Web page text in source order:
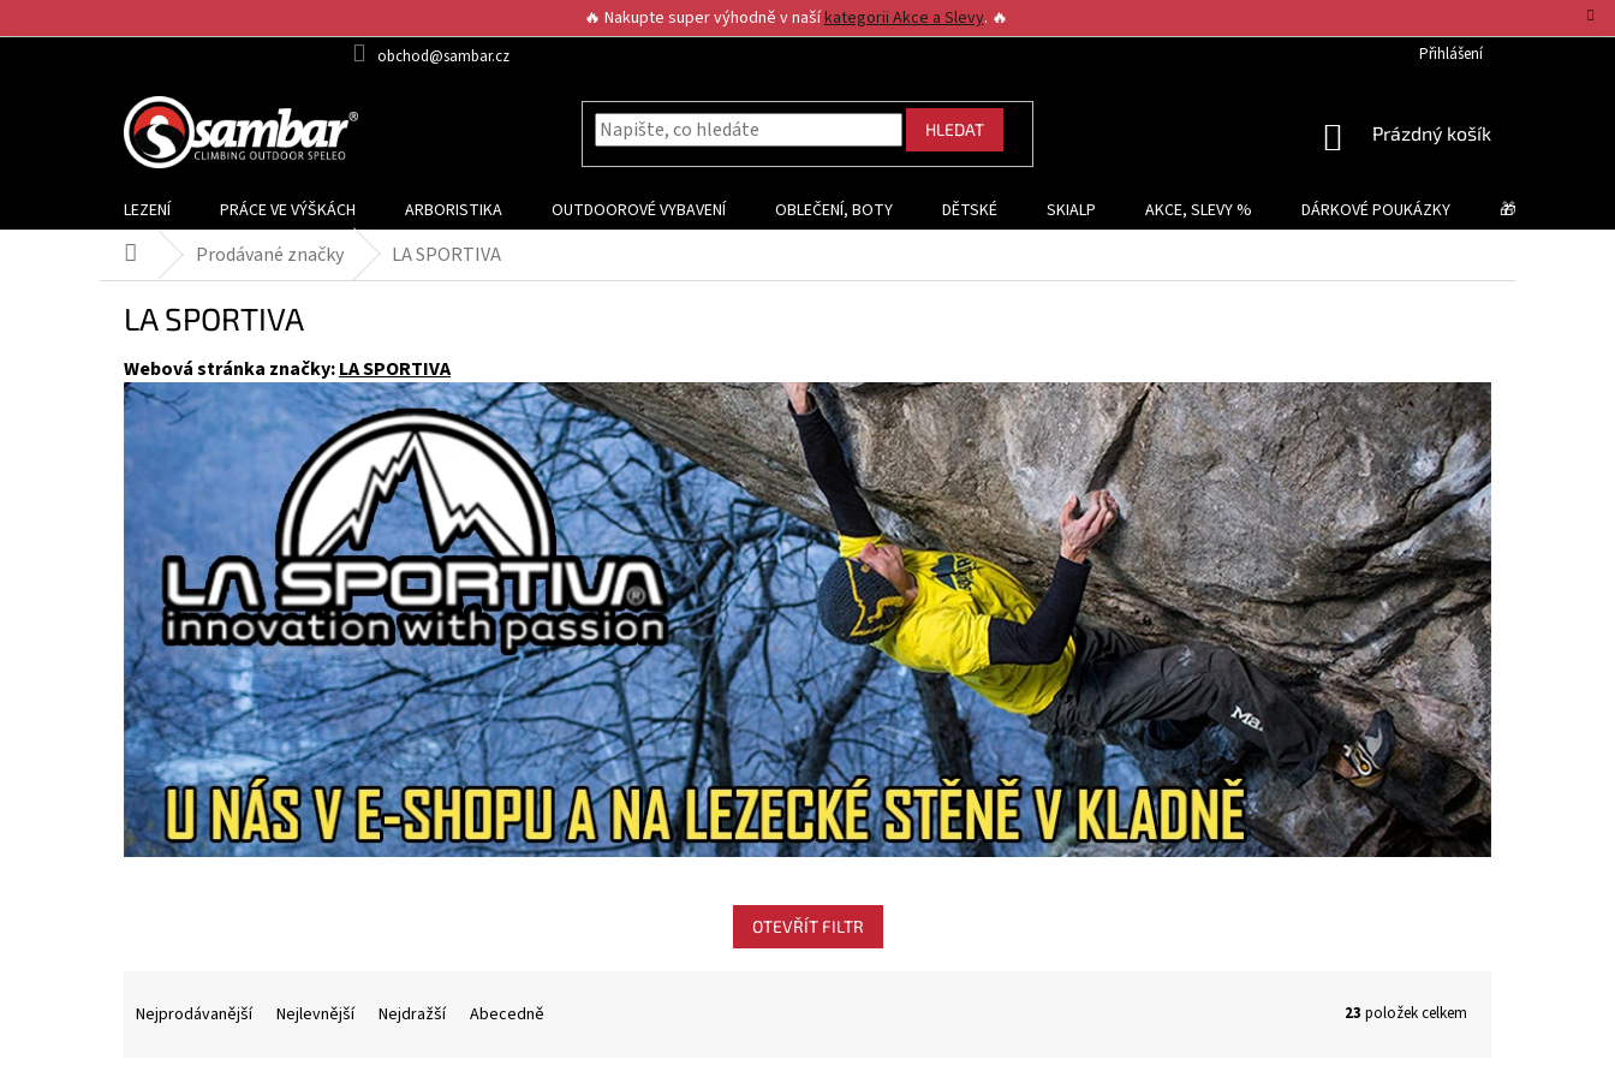
na
🔥 Nakupte super výhodně v našíkategorii Akce a Slevy. 🔥
obchod@sambar.cz Přihlášení
HLEDAT
NÁKUPNÍ
Prázdný košík
LEZENÍ PRÁCE VE VÝŠKÁCH ARBORISTIKA OUTDOOROVÉ VYBAVENÍ OBLEČENÍ, BOTY DĚTSKÉ SKIALP AKCE, SLEVY % DÁRKOVÉ POUKÁZKY 🎁 TIPY NA
Domů Prodávané značky LA SPORTIVA
LA SPORTIVA
Webová stránka značky:LA SPORTIVA
OTEVŘÍT FILTR
Nejprodávanější Nejlevnější Nejdražší Abecedně 23 položek celkem